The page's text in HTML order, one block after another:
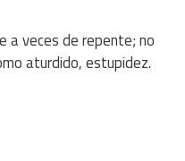
a veces de repente; no
aturdido, estupidez.